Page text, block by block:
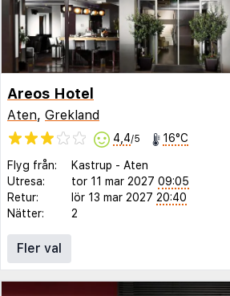
Areos Hotel
Aten, Grekland
4,4/5 16°C
Flyg från: Kastrup - Aten
Utresa:
tor 11 mar 2027 09:05
Retur:
lör 13 mar 2027 20:40
Nätter:
2
Fler val